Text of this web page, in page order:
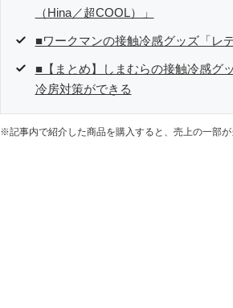
（Hina／超COOL）」
■ワークマンの接触冷感グッズ「レ
■【まとめ】しまむらの接触冷感グ
冷房対策ができる
※記事内で紹介した商品を購入すると、売上の一部が